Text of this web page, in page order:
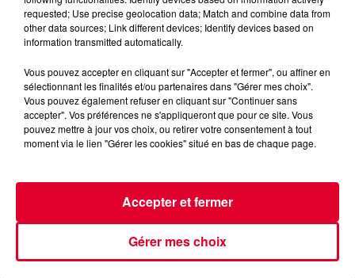
Ofenbach
requested; Use precise geolocation data; Match and combine data from
other data sources; Link different devices; Identify devices based on
information transmitted automatically.
Vous pouvez accepter en cliquant sur "Accepter et fermer", ou affiner en
sélectionnant les finalités et/ou partenaires dans "Gérer mes choix".
Vous pouvez également refuser en cliquant sur "Continuer sans
accepter". Vos préférences ne s'appliqueront que pour ce site. Vous
pouvez mettre à jour vos choix, ou retirer votre consentement à tout
moment via le lien "Gérer les cookies" situé en bas de chaque page.
Gérer mes choix
Accepter et fermer